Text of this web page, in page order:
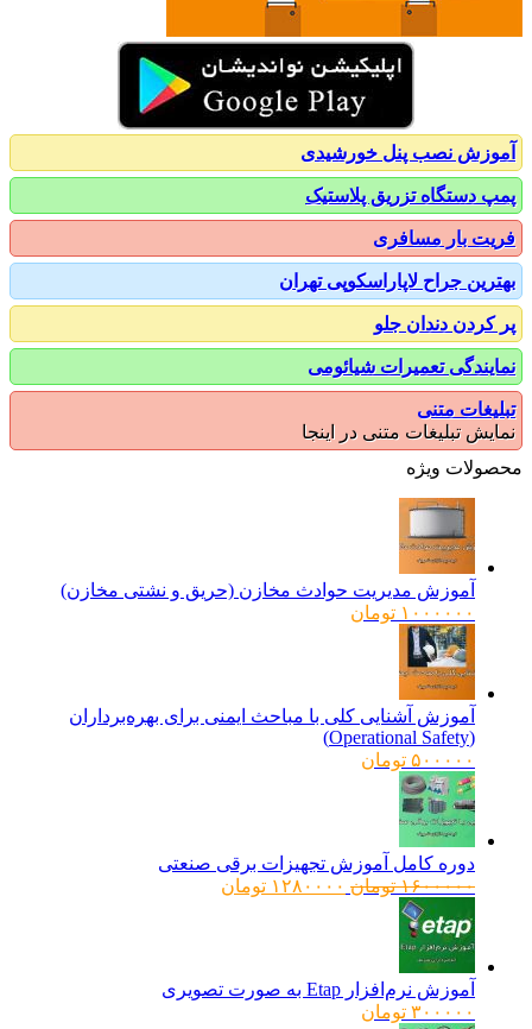
نصب پنل خورشیدی
دستگاه تزریق پلاستیک
بار مسافری
جراح لاپاراسکوپی تهران
دندان جلو
تعمیرات شیائومی
متنی
تبلیغات متنی در اینجا
ویژه
آموزش مدیریت حوادث مخازن (حریق و نشتی مخازن)
۱۰۰۰۰۰۰ تومان
آموزش آشنایی کلی با مباحث ایمنی برای بهره‌برداران
۵۰۰۰۰۰ تومان
دوره کامل آموزش تجهیزات برقی صنعتی
۱۶۰۰۰۰۰ تومانقیمت
۱۲۸۰۰۰۰ تومانقیمت
آموزش نرم‌افزار Etap به صورت تصویری
۳۰۰۰۰۰ تومان